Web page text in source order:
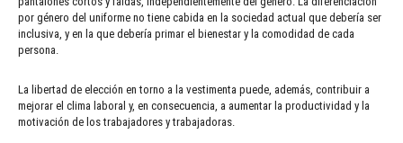
por género del uniforme no tiene cabida en la sociedad actual que debería ser
inclusiva, y en la que debería primar el bienestar y la comodidad de cada
persona.
La libertad de elección en torno a la vestimenta puede, además, contribuir a
mejorar el clima laboral y, en consecuencia, a aumentar la productividad y la
motivación de los trabajadores y trabajadoras.